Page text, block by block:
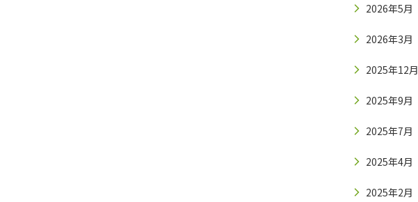
2026年5月
2026年3月
2025年12月
2025年9月
2025年7月
2025年4月
2025年2月